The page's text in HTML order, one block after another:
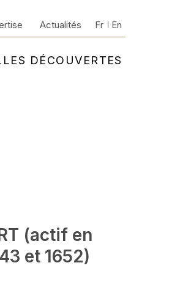
DÉCOUVERTES
Actualités Fr En
(actif en
et 1652)